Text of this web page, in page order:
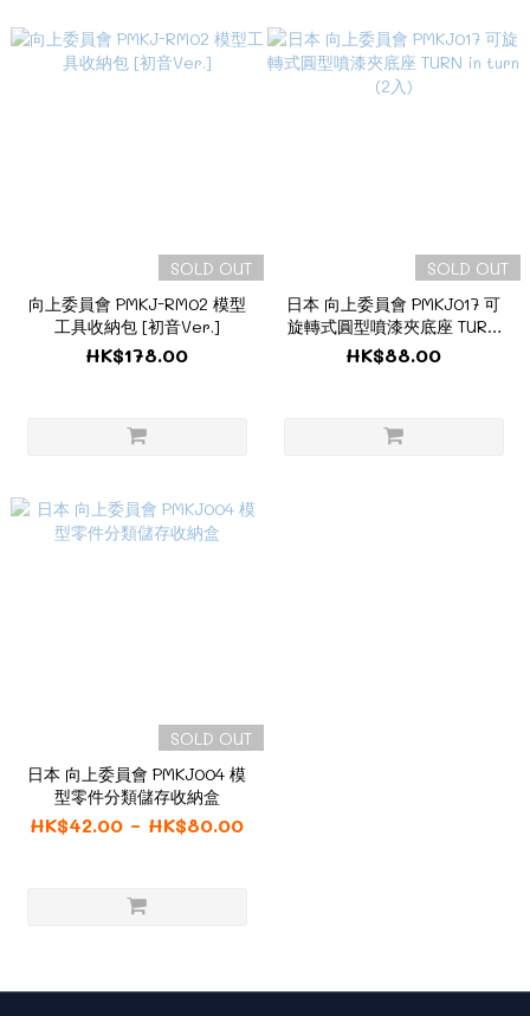
SOLD OUT
向上委員會 PMKJ-RM02 模型
工具收納包 [初音Ver.]
HK$178.00
SOLD OUT
日本 向上委員會 PMKJ017 可
旋轉式圓型噴漆夾底座 TURN
in turn (2入)
HK$88.00
SOLD OUT
日本 向上委員會 PMKJ004 模
型零件分類儲存收納盒
HK$42.00 ~ HK$80.00